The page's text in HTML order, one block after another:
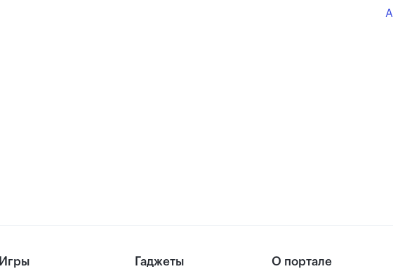
Игры Гаджеты О портале